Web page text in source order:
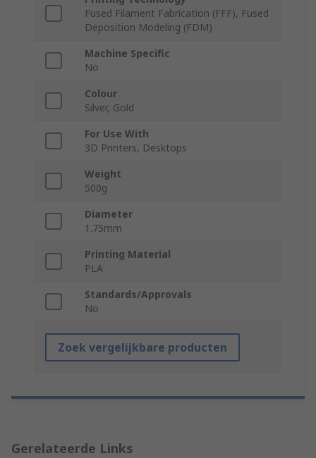
Fused Filament Fabrication (FFF), Fused
Deposition Modeling (FDM)
Machine Specific
No
Colour
Silver, Gold
For Use With
3D Printers, Desktops
Weight
500g
Diameter
1.75mm
Printing Material
PLA
Standards/Approvals
No
Zoek vergelijkbare producten
Gerelateerde Links